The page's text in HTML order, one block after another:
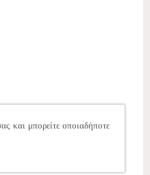
και μπορείτε οποιαδήποτε